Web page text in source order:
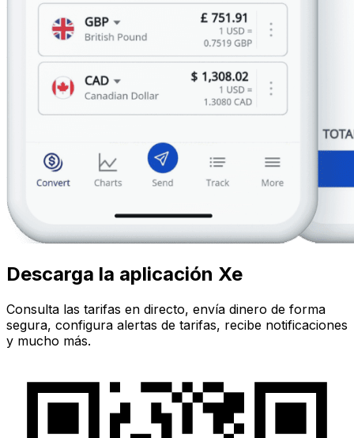
Descarga la aplicación Xe
Consulta las tarifas en directo, envía dinero de forma
segura, configura alertas de tarifas, recibe notificaciones
y mucho más.